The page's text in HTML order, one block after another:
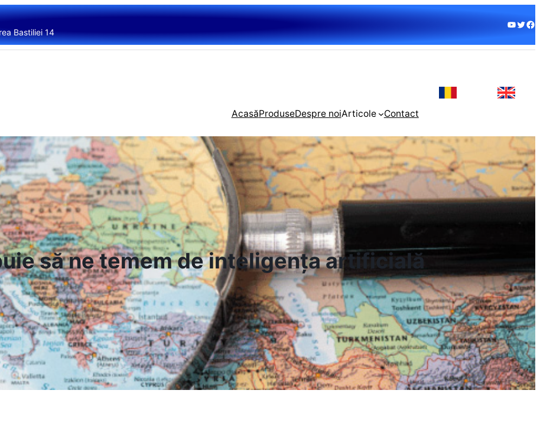
Bastiliei 14
AcasăProduseDespre noiArticole Contact
să ne temem de inteligența artificială